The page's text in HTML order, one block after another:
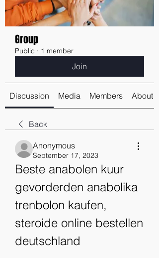
Group
Public · 1 member
Join
Discussion Media Members About
Back
Anonymous
September 17, 2023
Beste anabolen kuur
gevorderden anabolika
trenbolon kaufen,
steroide online bestellen
deutschland